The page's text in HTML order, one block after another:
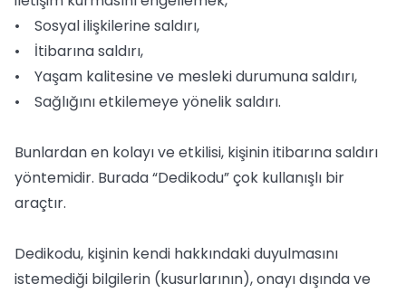
• Sosyal ilişkilerine saldırı,
• İtibarına saldırı,
• Yaşam kalitesine ve mesleki durumuna saldırı,
• Sağlığını etkilemeye yönelik saldırı.
Bunlardan en kolayı ve etkilisi, kişinin itibarına saldırı
yöntemidir. Burada “Dedikodu” çok kullanışlı bir
araçtır.
Dedikodu, kişinin kendi hakkındaki duyulmasını
istemediği bilgilerin (kusurlarının), onayı dışında ve